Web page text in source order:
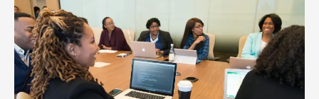
2025:
Un
espacio
internacional
para